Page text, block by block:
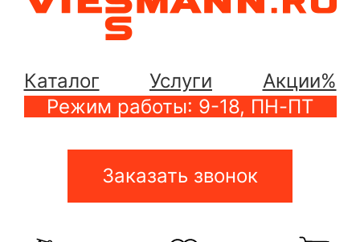
Каталог Услуги
Акции%
Режим работы: 9-18, ПН-ПТ
Заказать звонок